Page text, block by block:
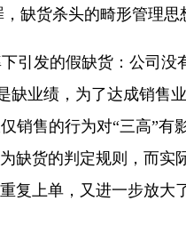
缺货杀头的畸形管理思
引发的假缺货：公司
业绩，为了达成销售
售的行为对“三高”有
缺货的判定规则，而
复上单，又进一步放大